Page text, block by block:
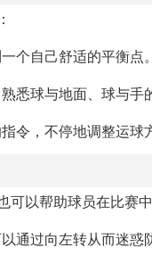
个自己舒适的平衡
悉球与地面、球与手
令，不停地调整运球
以帮助球员在比赛
通过向左转从而迷